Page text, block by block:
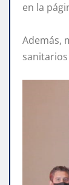
en la
Además,